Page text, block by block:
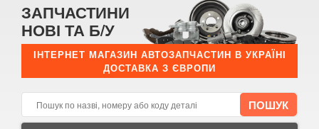
ЗАПЧАСТИНИ
НОВІ ТА Б/У
ІНТЕРНЕТ МАГАЗИН АВТОЗАПЧАСТИН В УКРАЇНІ
ДОСТАВКА З ЄВРОПИ
Оригінальний номер:
Примітка:
E-mail:
Телефон: